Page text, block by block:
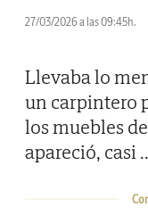
27/03/2026 a las 09:45h.
Llevaba lo
un carpintero
los muebles
apareció, casi